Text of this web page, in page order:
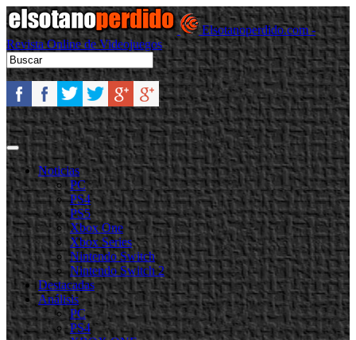
Elsotanoperdido.com -
Revista Online de Videojuegos
Noticias
PC
PS4
PS5
Xbox One
Xbox Series
Nintendo Switch
Nintendo Switch 2
Destacadas
Análisis
PC
PS4